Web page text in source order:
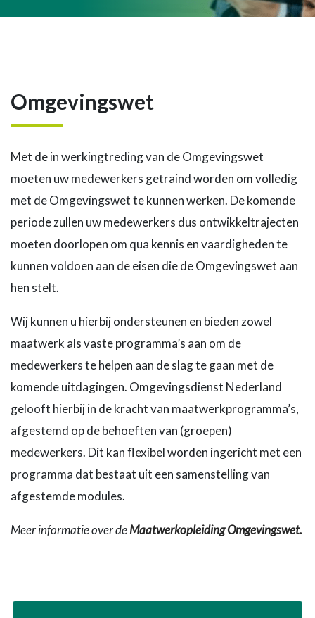
Omgevingswet
Met de in werkingtreding van de Omgevingswet
moeten uw medewerkers getraind worden om volledig
met de Omgevingswet te kunnen werken. De komende
periode zullen uw medewerkers dus ontwikkeltrajecten
moeten doorlopen om qua kennis en vaardigheden te
kunnen voldoen aan de eisen die de Omgevingswet aan
hen stelt.
Wij kunnen u hierbij ondersteunen en bieden zowel
maatwerk als vaste programma’s aan om de
medewerkers te helpen aan de slag te gaan met de
komende uitdagingen. Omgevingsdienst Nederland
gelooft hierbij in de kracht van maatwerkprogramma’s,
afgestemd op de behoeften van (groepen)
medewerkers. Dit kan flexibel worden ingericht met een
programma dat bestaat uit een samenstelling van
afgestemde modules.
Meer informatie over deMaatwerkopleiding Omgevingswet.